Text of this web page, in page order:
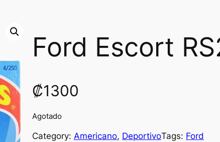
Ford Escort
₡1300
Agotado
Category: Americano, DeportivoTags: Ford